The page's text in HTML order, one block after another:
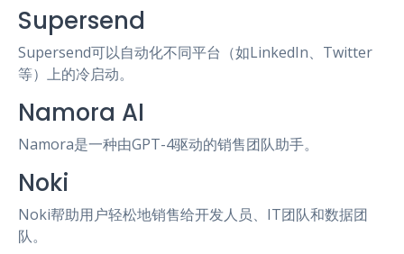
Supersend
Supersend可以自动化不同平台（如LinkedIn、Twitter
等）上的冷启动。
Namora AI
Namora是一种由GPT-4驱动的销售团队助手。
Noki
Noki帮助用户轻松地销售给开发人员、IT团队和数据团
队。